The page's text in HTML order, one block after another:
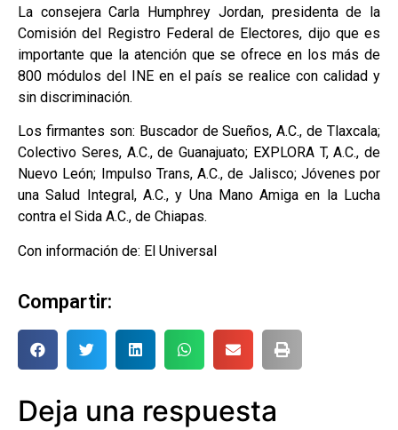
La consejera Carla Humphrey Jordan, presidenta de la
Comisión del Registro Federal de Electores, dijo que es
importante que la atención que se ofrece en los más de
800 módulos del INE en el país se realice con calidad y
sin discriminación.
Los firmantes son: Buscador de Sueños, A.C., de Tlaxcala;
Colectivo Seres, A.C., de Guanajuato; EXPLORA T, A.C., de
Nuevo León; Impulso Trans, A.C., de Jalisco; Jóvenes por
una Salud Integral, A.C., y Una Mano Amiga en la Lucha
contra el Sida A.C., de Chiapas.
Con información de: El Universal
Compartir:
Deja una respuesta